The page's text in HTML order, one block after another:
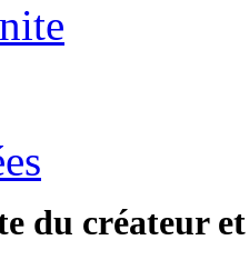
du créateur